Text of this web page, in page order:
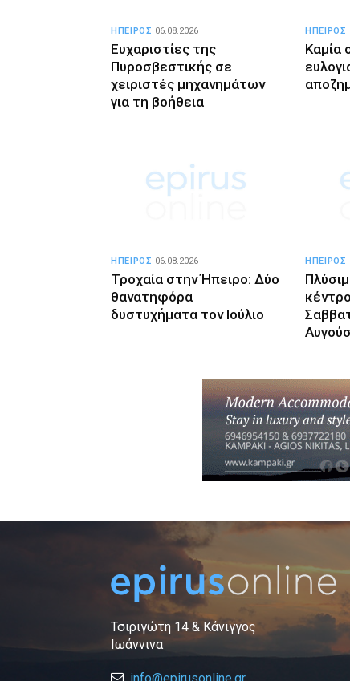
Ευχαριστίες της
Πυροσβεστικής σε
χειριστές μηχανημάτων
για τη βοήθεια
ΗΠΕΙΡΟΣ 06.08.2026
Καμία
ΗΠΕΙΡΟΣ
Τροχαία στην Ήπειρο: Δύο
θανατηφόρα
δυστυχήματα τον Ιούλιο
ΗΠΕΙΡΟΣ 06.08.2026 ΗΠΕΙΡΟΣ
Τσιριγώτη 14 & Κάνιγγος
Ιωάννινα